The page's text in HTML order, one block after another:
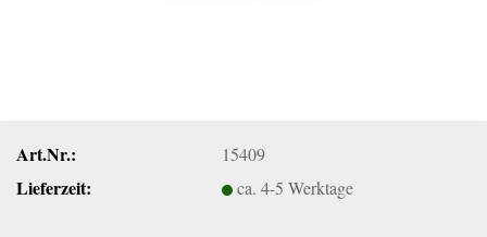
Art.Nr.: 15409
Lieferzeit: ca. 4-5 Werktage